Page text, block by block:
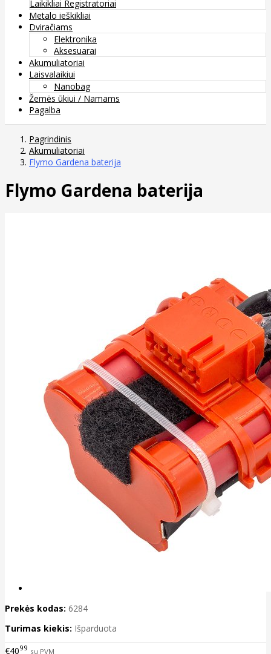
Laikikliai Registratoriai
Metalo ieškikliai
Dviračiams
Elektronika
Aksesuarai
Akumuliatoriai
Laisvalaikiui
Nanobag
Žemės ūkiui / Namams
Pagalba
Pagrindinis
Akumuliatoriai
Flymo Gardena baterija
Flymo Gardena baterija
Prekės kodas: 6284
Turimas kiekis: Išparduota
€4099 su PVM